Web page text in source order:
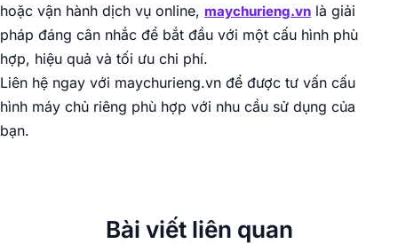
hoặc vận hành dịch vụ online, maychurieng.vn là giải
pháp đáng cân nhắc để bắt đầu với một cấu hình phù
hợp, hiệu quả và tối ưu chi phí.
Liên hệ ngay với maychurieng.vn để được tư vấn cấu
hình máy chủ riêng phù hợp với nhu cầu sử dụng của
bạn.
Bài viết liên quan